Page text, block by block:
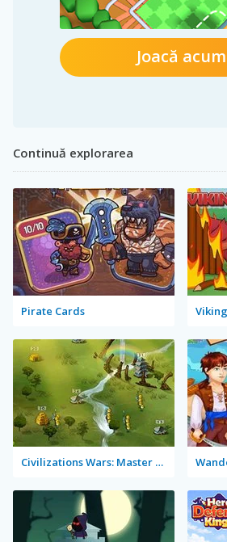
Joacă acum
Continuă explorarea
Pirate Cards
Civilizations Wars: Master Edition